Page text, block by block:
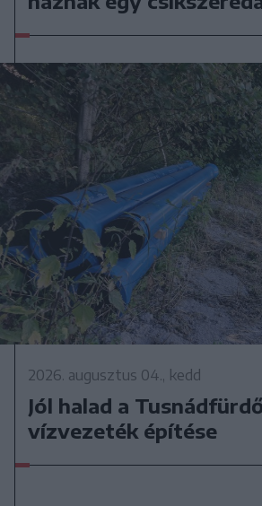
2026. augusztus 04., kedd
Jól halad a
vízvezeték építése